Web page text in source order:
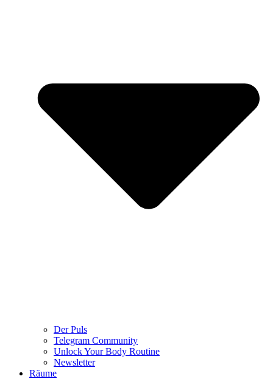
Der Puls
Telegram Community
Unlock Your Body Routine
Newsletter
Räume